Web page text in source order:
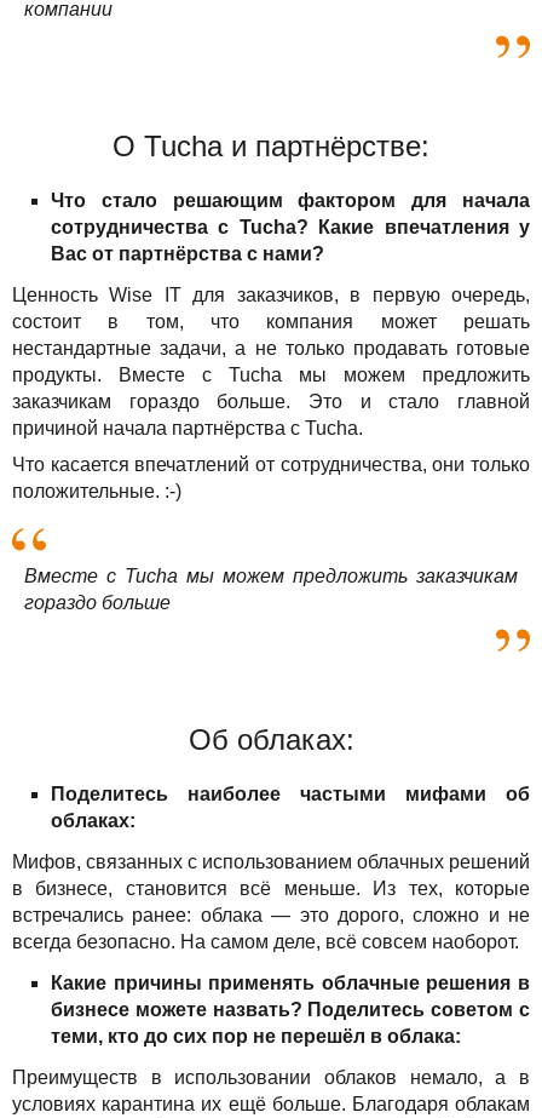
компании
О Tucha и партнёрстве:
Что стало решающим фактором для начала
сотрудничества с Tucha? Какие впечатления у
Вас от партнёрства с нами?
Ценность Wise IT для заказчиков, в первую очередь,
состоит в том, что компания может решать
нестандартные задачи, а не только продавать готовые
продукты. Вместе с Tucha мы можем предложить
заказчикам гораздо больше. Это и стало главной
причиной начала партнёрства с Tucha.
Что касается впечатлений от сотрудничества, они только
положительные. :-)
Вместе с Tucha мы можем предложить заказчикам
гораздо больше
Об облаках:
Поделитесь наиболее частыми мифами об
облаках:
Мифов, связанных с использованием облачных решений
в бизнесе, становится всё меньше. Из тех, которые
встречались ранее: облака — это дорого, сложно и не
всегда безопасно. На самом деле, всё совсем наоборот.
Какие причины применять облачные решения в
бизнесе можете назвать? Поделитесь советом с
теми, кто до сих пор не перешёл в облака:
Преимуществ в использовании облаков немало, а в
условиях карантина их ещё больше. Благодаря облакам